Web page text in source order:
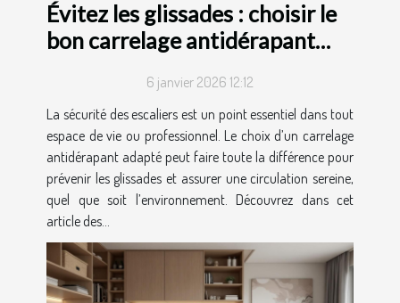
Évitez les glissades : choisir le
bon carrelage antidérapant
6 janvier 2026 12:12
La sécurité des escaliers est un point essentiel dans tout
espace de vie ou professionnel. Le choix d’un carrelage
antidérapant adapté peut faire toute la différence pour
prévenir les glissades et assurer une circulation sereine,
quel que soit l’environnement. Découvrez dans cet
article des...